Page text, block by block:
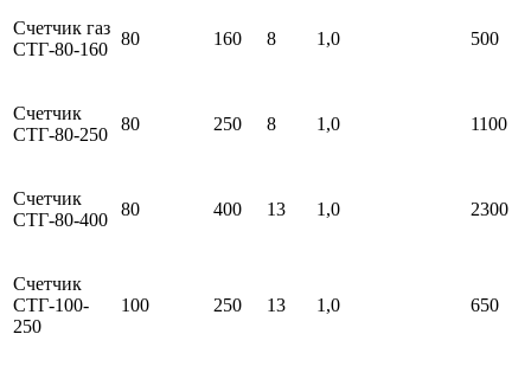
Счетчик газ
СТГ-80-160
80 160 8 1,0 500
Счетчик
СТГ-80-250
80 250 8 1,0 1100
Счетчик
СТГ-80-400
80 400 13 1,0 2300
Счетчик
СТГ-100-
250
100 250 13 1,0 650